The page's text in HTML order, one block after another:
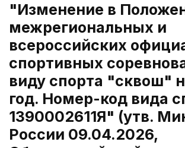
"Изменение в
межрегиональных и
всероссийских
спортивных
виду спорта "сквош"
год. Номер-код вида
1390002611Я" (утв.
России 09.04.2026,